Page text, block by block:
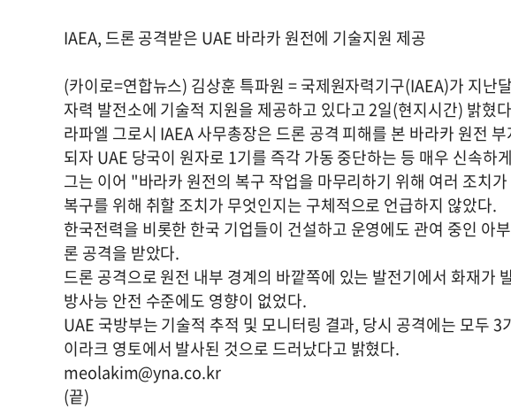
IAEA, 드론 공격받은 UAE 바라카 원전에 기술지원 제공
(카이로=연합뉴스) 김상훈 특파원 = 국제원자력기구(IAEA)가 지난
자력 발전소에 기술적 지원을 제공하고 있다고 2일(현지시간) 밝혔
라파엘 그로시 IAEA 사무총장은 드론 공격 피해를 본 바라카 원전
되자 UAE 당국이 원자로 1기를 즉각 가동 중단하는 등 매우 신속하
그는 이어 "바라카 원전의 복구 작업을 마무리하기 위해 여러 조치
복구를 위해 취할 조치가 무엇인지는 구체적으로 언급하지 않았다.
한국전력을 비롯한 한국 기업들이 건설하고 운영에도 관여 중인 아
론 공격을 받았다.
드론 공격으로 원전 내부 경계의 바깥쪽에 있는 발전기에서 화재가
방사능 안전 수준에도 영향이 없었다.
UAE 국방부는 기술적 추적 및 모니터링 결과, 당시 공격에는 모두
이라크 영토에서 발사된 것으로 드러났다고 밝혔다.
meolakim@yna.co.kr
(끝)